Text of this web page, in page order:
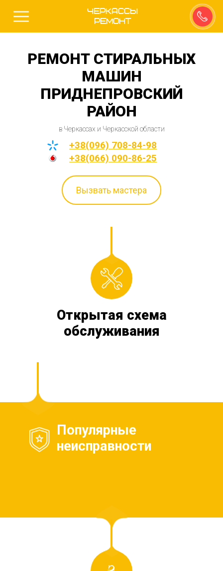
Черкассы
Ремонт
РЕМОНТ СТИРАЛЬНЫХ
МАШИН
ПРИДНЕПРОВСКИЙ
РАЙОН
в Черкассах и Черкасской области
+38(096) 708-84-98
+38(066) 090-86-25
Вызвать мастера
Открытая схема
обслуживания
Популярные
неисправности